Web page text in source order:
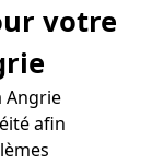
votre
Angrie
afin